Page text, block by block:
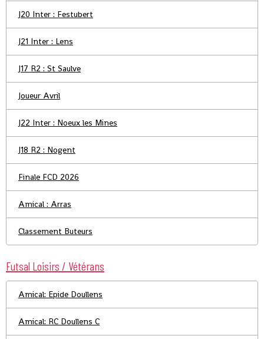
J20 Inter : Festubert
J21 Inter : Lens
J17 R2 : St Saulve
Joueur Avril
J22 Inter : Noeux les Mines
J18 R2 : Nogent
Finale FCD 2026
Amical : Arras
Classement Buteurs
Futsal Loisirs / Vétérans
Amical: Epide Doullens
Amical: RC Doullens C